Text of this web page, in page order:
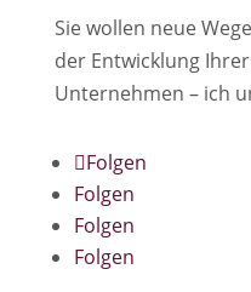
Sie wollen neue
der Entwicklung
Unternehmen – ich
Folgen
Folgen
Folgen
Folgen